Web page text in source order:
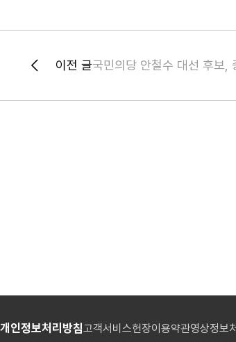
이전 글국민의당 안철수 대선 후보,
개인정보처리방침고객서비스헌장이용약관영상정보